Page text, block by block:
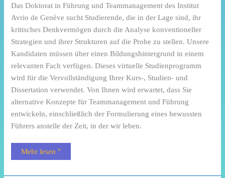
Das Doktorat in Führung und Teammanagement des Institut
Avrio de Genève sucht Studierende, die in der Lage sind, ihr
kritisches Denkvermögen durch die Analyse konventioneller
Strategien und ihrer Strukturen auf die Probe zu stellen. Unsere
Kandidaten müssen über einen Bildungshintergrund in einem
relevanten Fach verfügen. Dieses virtuelle Studienprogramm
wird für die Vervollständigung Ihrer Kurs-, Studien- und
Dissertation verwendet. Von Ihnen wird erwartet, dass Sie
alternative Konzepte für Teammanagement und Führung
entwickeln, einschließlich der Formulierung eines bewussten
Führers anstelle der Zeit, in der wir leben.
Mehr lesen "